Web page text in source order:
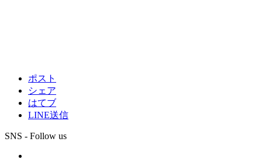
ポスト
シェア
はてブ
LINE送信
SNS - Follow us